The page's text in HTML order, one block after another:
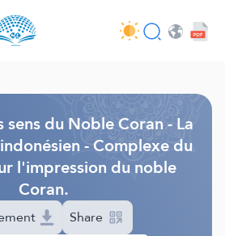
développeurs du site - API
du Noble Coran - La
- Complexe du
l'impression du noble
Coran.
Share